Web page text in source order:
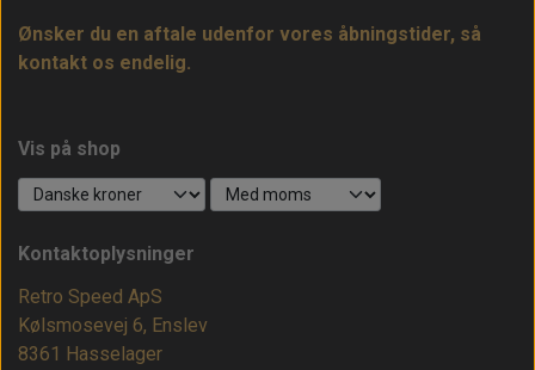
Ønsker du en aftale udenfor vores åbningstider, så
kontakt os endelig.
Vis på shop
Kontaktoplysninger
Retro Speed ApS
Kølsmosevej 6, Enslev
8361 Hasselager